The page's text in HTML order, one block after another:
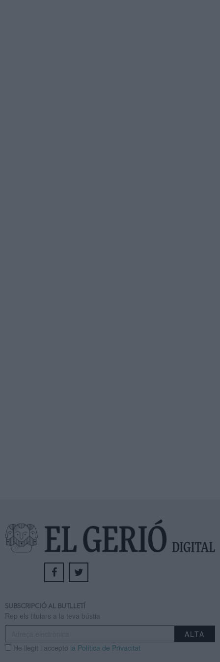
SUBSCRIPCIÓ AL BUTLLETÍ
Rep els titulars a la teva bústia
He llegit i accepto la Política de Privacitat